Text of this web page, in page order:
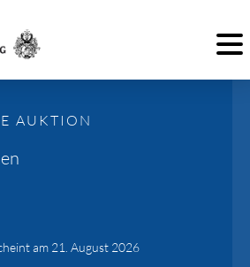
AUKTION
am 21. August 2026